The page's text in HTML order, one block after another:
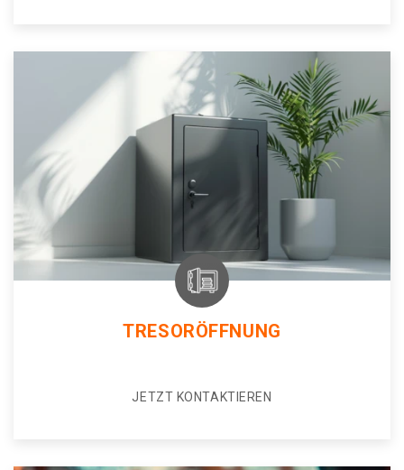
TRESORÖFFNUNG
JETZT KONTAKTIEREN